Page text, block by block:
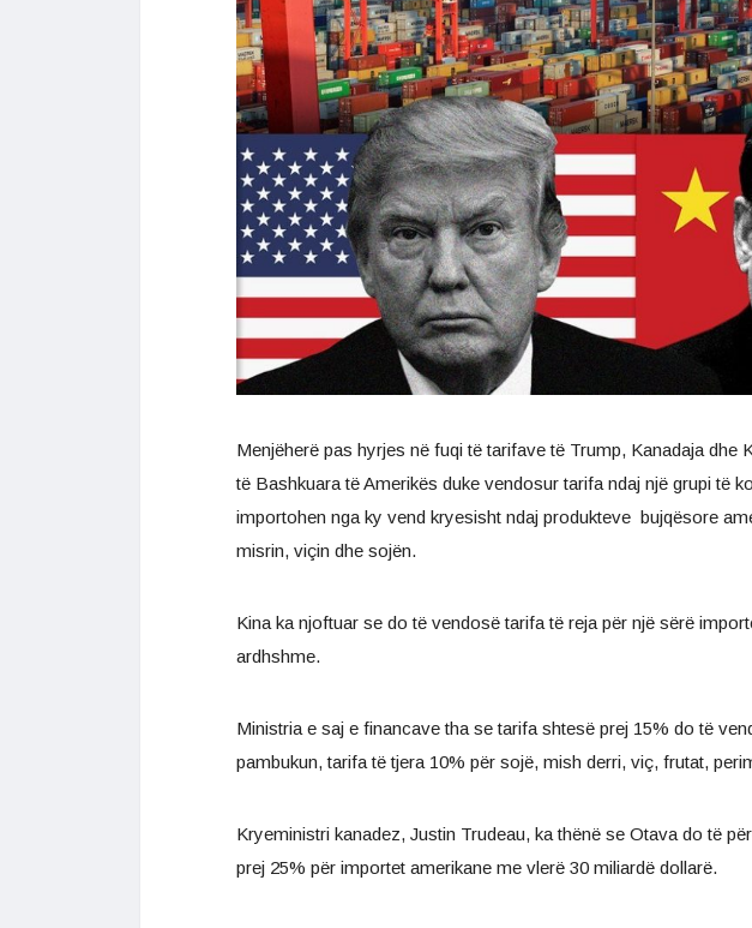
Menjëherë pas hyrjes në fuqi të tarifave të Trump, Kanadaja dhe
të Bashkuara të Amerikës duke vendosur tarifa ndaj një grupi të
importohen nga ky vend kryesisht ndaj produkteve bujqësore
misrin, viçin dhe sojën.
Kina ka njoftuar se do të vendosë tarifa të reja për një sërë
ardhshme.
Ministria e saj e financave tha se tarifa shtesë prej 15% do të
pambukun, tarifa të tjera 10% për sojë, mish derri, viç, frutat,
Kryeministri kanadez, Justin Trudeau, ka thënë se Otava do të
prej 25% për importet amerikane me vlerë 30 miliardë dollarë.